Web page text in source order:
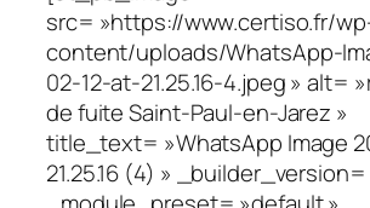
src= »https://www.certiso.fr/
content/uploads/WhatsApp-
02-12-at-21.25.16-4.jpeg » alt=
de fuite Saint-Paul-en-Jarez »
title_text= »WhatsApp Image
21.25.16 (4) » _builder_version=